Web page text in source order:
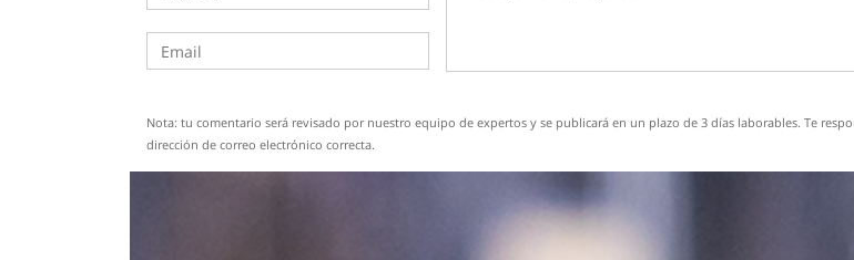
Nota: tu comentario será revisado por nuestro equipo de expertos y se publicará en un plazo de 3 días laborables. Te
dirección de correo electrónico correcta.